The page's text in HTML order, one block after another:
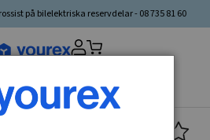
på bilelektriska reservdelar - 08 735 81 60
valt▼